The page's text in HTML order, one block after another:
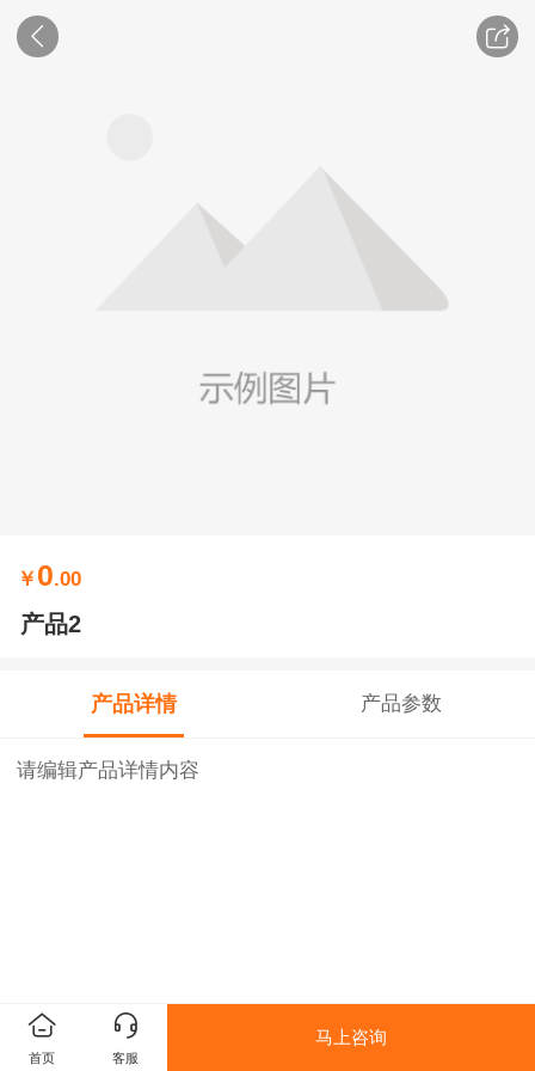
￥ 0.00
产品2
产品详情 产品参数
请编辑产品详情内容
首页 客服
马上咨询